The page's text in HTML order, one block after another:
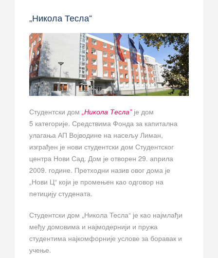
„Никола Тесла“
Студентски дом „Никола Тесла”је дом
5 категорије. Средствима Фонда за капитална
улагања АП Војводине на насељу Лиман,
изграђен је нови студентски дом Студентског
центра Нови Сад. Дом је отворен 29. априла
2009. године. Претходни назив овог дома је
„Нови Ц“ који је промењен као одговор на
петицију студената.
Студентски дом „Никола Тесла“ је као најмлађи
међу домовима и најмодернији и пружа
студентима најкомфорније услове за боравак и
учење.